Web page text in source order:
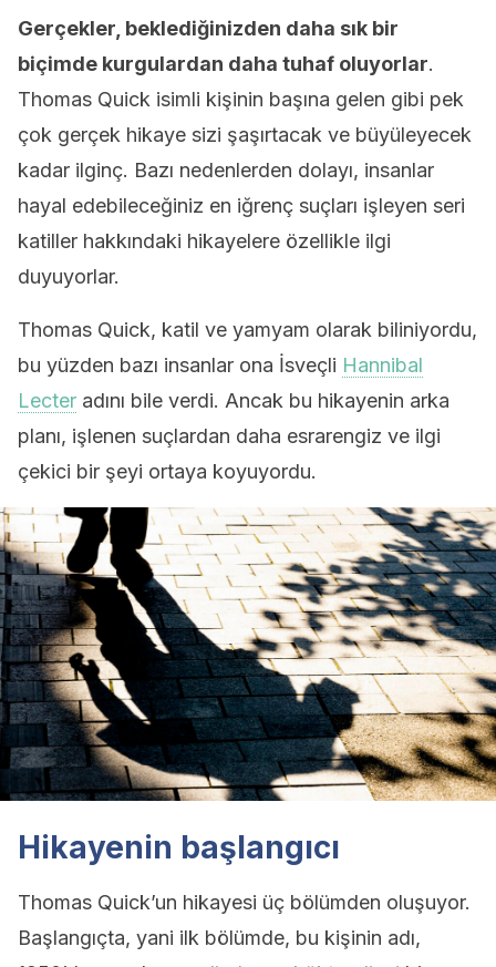
Gerçekler, beklediğinizden daha sık bir
biçimde kurgulardan daha tuhaf oluyorlar.
Thomas Quick isimli kişinin başına gelen gibi pek
çok gerçek hikaye sizi şaşırtacak ve büyüleyecek
kadar ilginç. Bazı nedenlerden dolayı, insanlar
hayal edebileceğiniz en iğrenç suçları işleyen seri
katiller hakkındaki hikayelere özellikle ilgi
duyuyorlar.
Thomas Quick, katil ve yamyam olarak biliniyordu,
bu yüzden bazı insanlar ona İsveçli Hannibal
Lecter adını bile verdi. Ancak bu hikayenin arka
planı, işlenen suçlardan daha esrarengiz ve ilgi
çekici bir şeyi ortaya koyuyordu.
Hikayenin başlangıcı
Thomas Quick’un hikayesi üç bölümden oluşuyor.
Başlangıçta, yani ilk bölümde, bu kişinin adı,